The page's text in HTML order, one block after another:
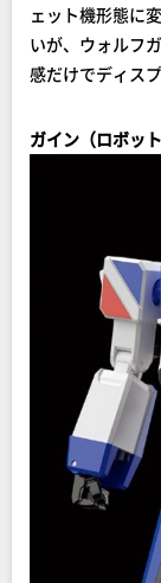
ェット機形態に
いが、ウォルフ
感だけでディス
ガイン（ロボット